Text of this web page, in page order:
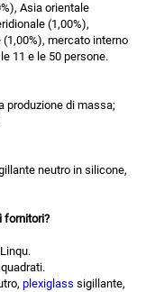
Asia orientale
(1,00%),
mercato interno
11 e le 50 persone.
produzione di massa;
neutro in silicone,
fornitori?
plexiglass sigillante,